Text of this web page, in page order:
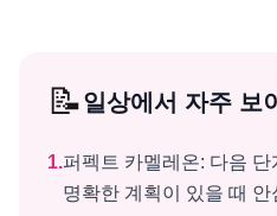
📝일상에서 자주 보
1.퍼펙트 카멜레온: 다음
명확한 계획이 있을 때 안